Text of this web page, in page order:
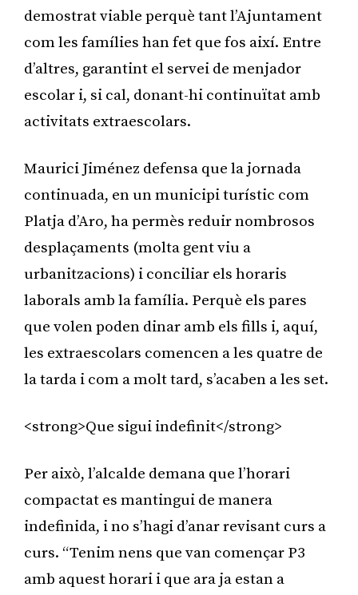
demostrat viable perquè tant l’Ajuntament
com les famílies han fet que fos així. Entre
d’altres, garantint el servei de menjador
escolar i, si cal, donant-hi continuïtat amb
activitats extraescolars.
Maurici Jiménez defensa que la jornada
continuada, en un municipi turístic com
Platja d’Aro, ha permès reduir nombrosos
desplaçaments (molta gent viu a
urbanitzacions) i conciliar els horaris
laborals amb la família. Perquè els pares
que volen poden dinar amb els fills i, aquí,
les extraescolars comencen a les quatre de
la tarda i com a molt tard, s’acaben a les set.
<strong>Que sigui indefinit</strong>
Per això, l’alcalde demana que l’horari
compactat es mantingui de manera
indefinida, i no s’hagi d’anar revisant curs a
curs. “Tenim nens que van començar P3
amb aquest horari i que ara ja estan a